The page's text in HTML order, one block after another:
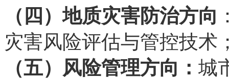
（四）地质灾害防治方向
灾害风险评估与管控技术
（五）风险管理方向： 城